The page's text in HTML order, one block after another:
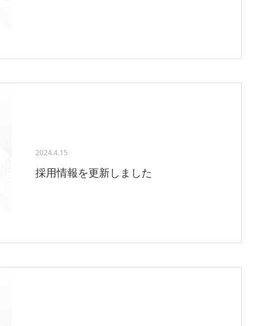
2024.4.15
採用情報を更新しました